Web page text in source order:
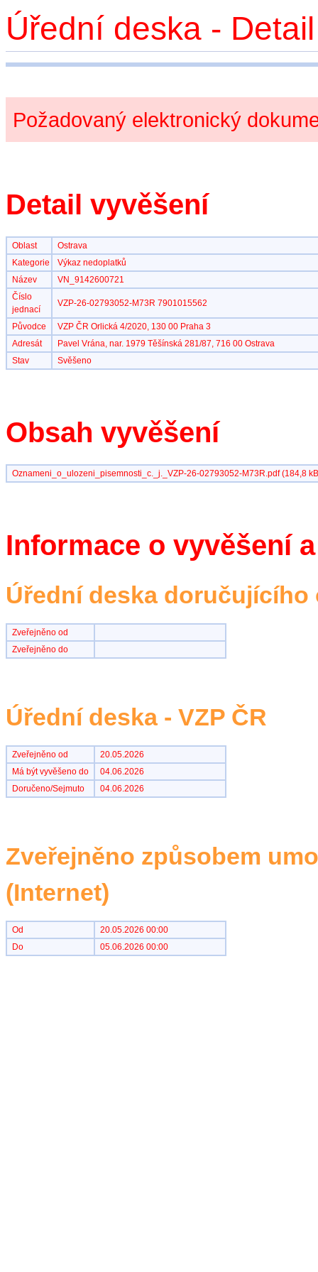
Úřední deska -
Požadovaný elektronický
Detail vyvěšení
Oblast
Ostrava
Kategorie
Výkaz nedoplatků
Název
VN_9142600721
Číslo
jednací
VZP-26-02793052-M73R 7901015562
Původce
VZP ČR Orlická 4/2020, 130 00 Praha 3
Adresát
Pavel Vrána, nar. 1979 Těšínská 281/87, 716 00 Ostrava
Stav
Svěšeno
Obsah vyvěšení
Oznameni_o_ulozeni_pisemnosti_c._j._VZP-26-02793052-M73R.pdf (184,8
Informace o vyvěšení
Úřední deska doručujícího
Zveřejněno od
Zveřejněno do
Úřední deska - VZP ČR
Zveřejněno od
20.05.2026
Má být vyvěšeno do
04.06.2026
Doručeno/Sejmuto
04.06.2026
Zveřejněno způsobem
(Internet)
Od
20.05.2026 00:00
Do
05.06.2026 00:00